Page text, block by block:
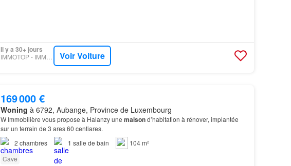
Il y a 30+ jours
IMMOTOP - IMMO-FAST Voir Voiture
169 000 €
Woning à 6792, Aubange, Province de Luxembourg
W Immobilière vous propose à Halanzy une maisond’habitation à rénover, implantée
sur un terrain de 3 ares 60 centiares.
2 chambres 1 salle de bain
104 m²
Cave